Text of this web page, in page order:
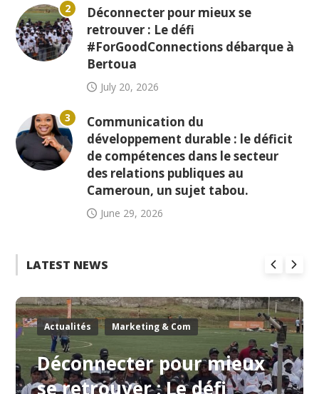
2
Déconnecter pour mieux se
retrouver : Le défi
#ForGoodConnections débarque à
Bertoua
July 20, 2026
3
Communication du
développement durable : le déficit
de compétences dans le secteur
des relations publiques au
Cameroun, un sujet tabou.
June 29, 2026
LATEST NEWS
Déconnecter pour mieux
se retrouver : Le défi
Actualités Marketing & Com